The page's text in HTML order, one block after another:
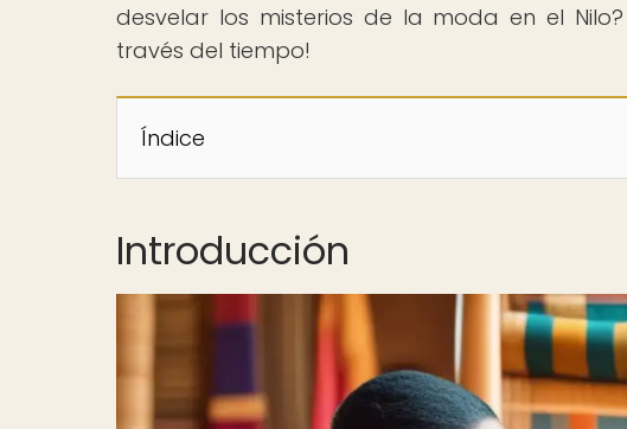
desvelar los misterios de la moda en el
través del tiempo!
Índice
Introducción